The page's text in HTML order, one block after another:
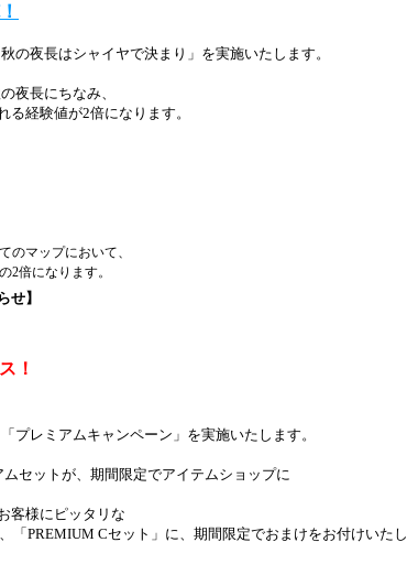
の夜長はシャイヤで決まり」を実施いたします。
夜長にちなみ、
経験値が2倍になります。
のマップにおいて、
2倍になります。
せ】
！
プレミアムキャンペーン」を実施いたします。
セットが、期間限定でアイテムショップに
客様にピッタリな
「PREMIUM Cセット」に、期間限定でおまけをお付けいた